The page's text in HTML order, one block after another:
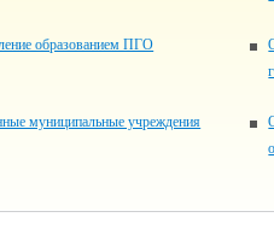
образованием ПГО
муниципальные учреждения